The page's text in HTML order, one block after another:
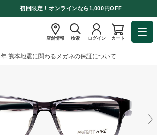
初回限定！オンラインなら1,000円OFF
店舗情報 検索 ログイン カート
熊本地震に関わるメガネの保証について